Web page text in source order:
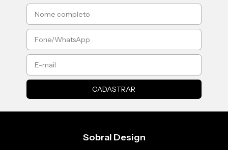
Sobral Design